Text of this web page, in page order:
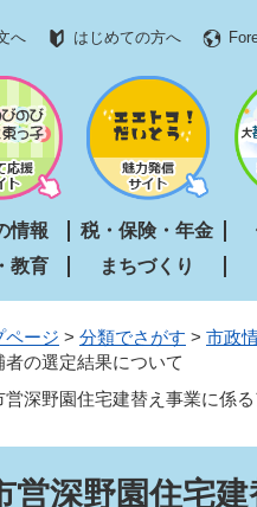
へ はじめての方へ
情報 税・保険・年金
教育
まちづくり
ページ > 分類でさがす > 市政
者の選定結果について
営深野園住宅建替え事業に係
営深野園住宅